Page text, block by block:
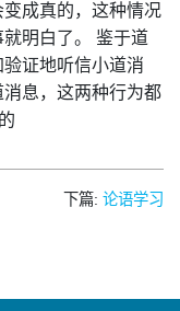
成真的，这种情况
明白了。 鉴于道
证地听信小道消
息，这两种行为都
下篇: 论语学习